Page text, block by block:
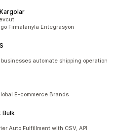
Firmalarıyla Entegrasyon
businesses automate shipping operation
E-commerce Brands
Bulk
Auto Fulfillment with CSV, API